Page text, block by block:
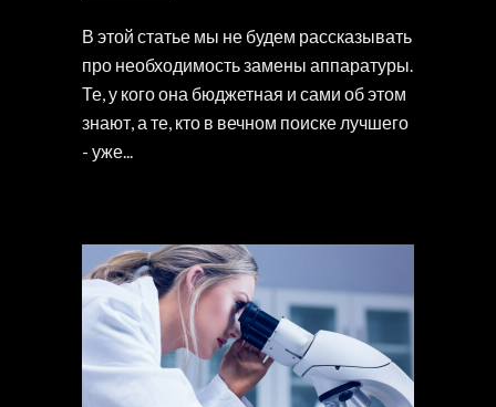
В этой статье мы не будем рассказывать
про необходимость замены аппаратуры.
Те, у кого она бюджетная и сами об этом
знают, а те, кто в вечном поиске лучшего
- уже